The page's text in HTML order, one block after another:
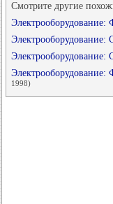
Смотрите другие
1998)